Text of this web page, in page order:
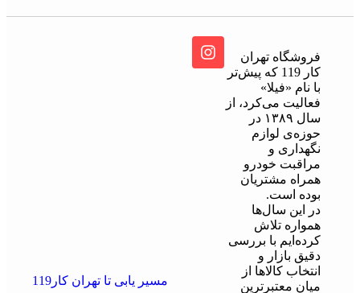
فروشگاه تهران
کار 119 که پیش‌تر
با نام «فیلا»
فعالیت می‌کرد، از
سال ۱۳۸۹ در
حوزه‌ی لوازم
نگهداری و
مراقبت خودرو
همراه مشتریان
بوده است.
در این سال‌ها
همواره تلاش
کرده‌ایم با بررسی
دقیق بازار و
انتخاب کالاها از
میان معتبرترین
مسیر یابی تا تهران کار119